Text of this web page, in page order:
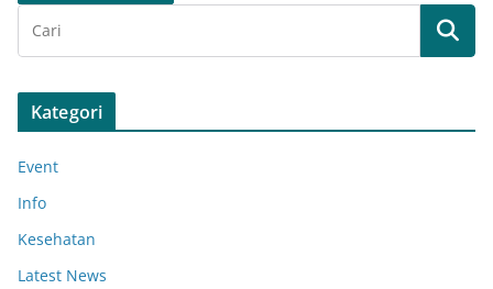
Kategori
Event
Info
Kesehatan
Latest News